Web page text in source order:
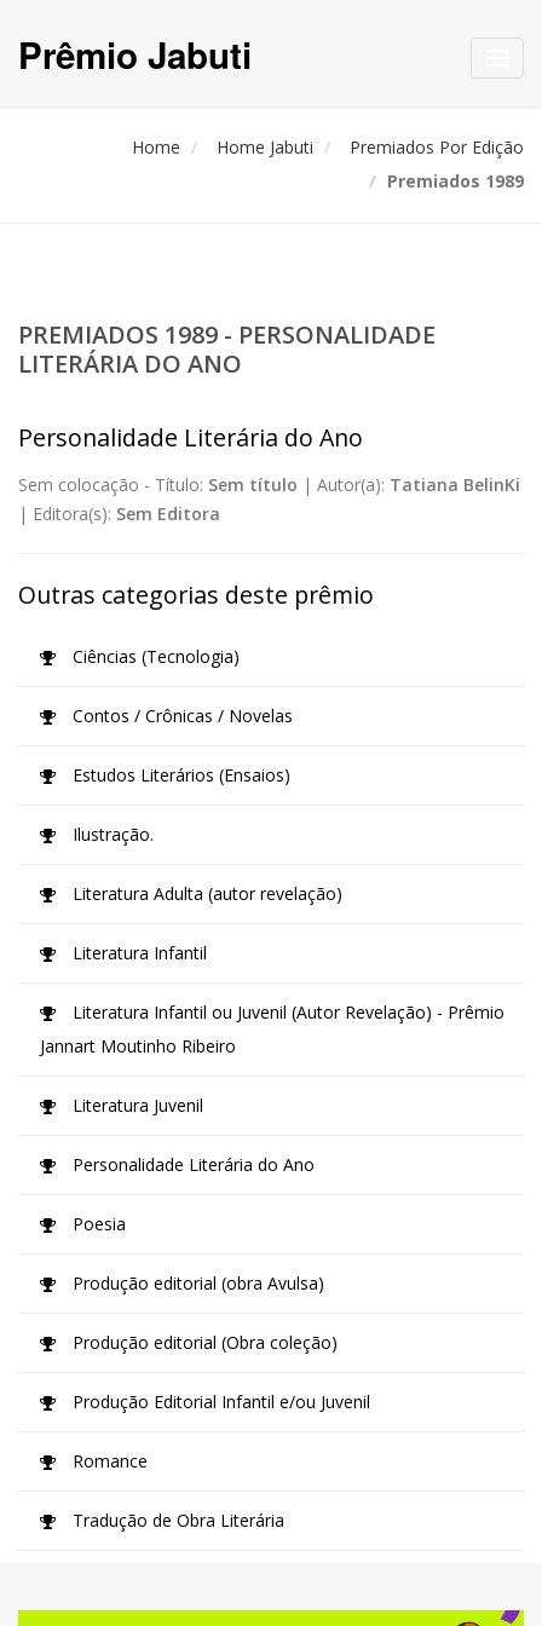
Prêmio Jabuti
Home Home Jabuti
Premiados Por Edição
Premiados 1989
PREMIADOS 1989 - PERSONALIDADE
LITERÁRIA DO ANO
Personalidade Literária do Ano
Sem colocação - Título: Sem título | Autor(a): Tatiana BelinKi
| Editora(s): Sem Editora
Outras categorias deste prêmio
Ciências (Tecnologia)
Contos / Crônicas / Novelas
Estudos Literários (Ensaios)
Ilustração.
Literatura Adulta (autor revelação)
Literatura Infantil
Literatura Infantil ou Juvenil (Autor Revelação) - Prêmio
Jannart Moutinho Ribeiro
Literatura Juvenil
Personalidade Literária do Ano
Poesia
Produção editorial (obra Avulsa)
Produção editorial (Obra coleção)
Produção Editorial Infantil e/ou Juvenil
Romance
Tradução de Obra Literária